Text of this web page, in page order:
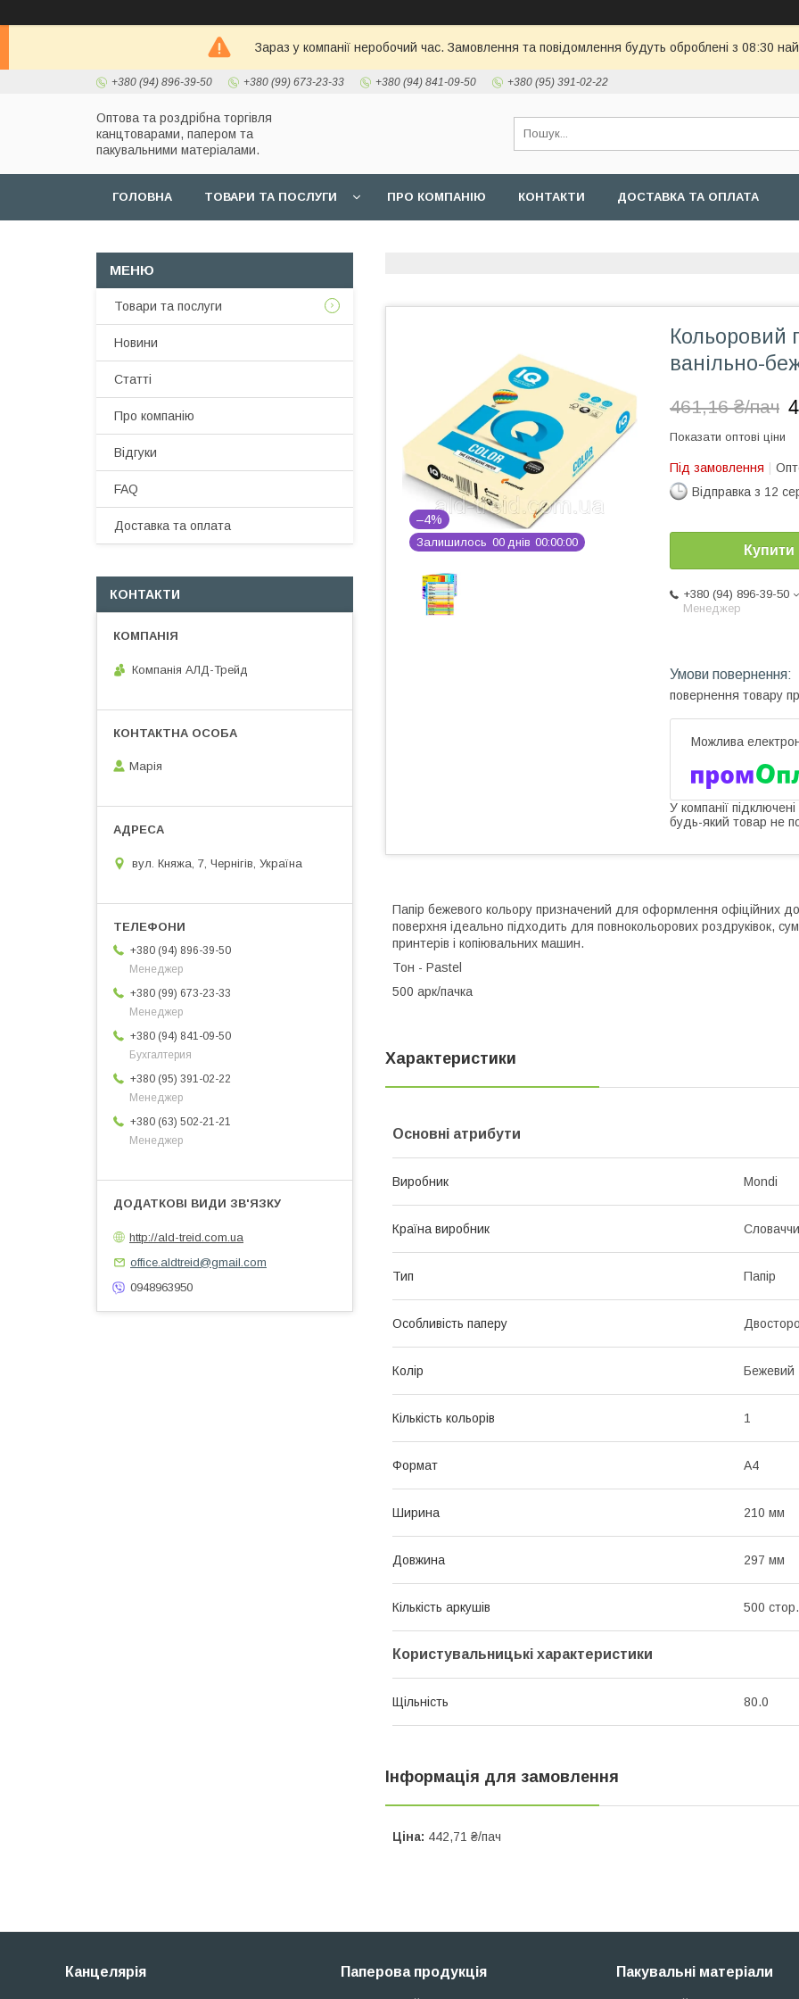
Зараз у компанії неробочий час. Замовлення та повідомлення будуть оброблені з 08:30
+380 (94) 896-39-50 +380 (99) 673-23-33 +380 (94) 841-09-50 +380 (95) 391-02-22
Оптова та роздрібна торгівля
канцтоварами, папером та
пакувальними матеріалами.
ГОЛОВНА ТОВАРИ ТА ПОСЛУГИ ПРО КОМПАНІЮ КОНТАКТИ ДОСТАВКА ТА ОПЛАТА
–4%
Залишилось 00 днів 00 00 00
Кольоровий
ванільно-
461,16 ₴/пач
Показати оптові ціни
Під замовлення
Відправка з 12
Купити
+380 (94) 896-39-50
Менеджер
повернення товару
У компанії
будь-який товар не
Папір бежевого кольору призначений для оформлення офіційних
поверхня ідеально підходить для повнокольорових роздруківок,
принтерів і копіювальних машин.
Тон - Pastel
500 арк/пачка
Характеристики
Основні атрибути
Виробник Mondi
Країна виробник
Тип Папір
Особливість паперу
Колір Бежевий
Кількість кольорів 1
Формат A4
Ширина 210 мм
Довжина 297 мм
Кількість аркушів 500 стор.
Користувальницькі характеристики
Щільність 80.0
Інформація для замовлення
Ціна: 442,71 ₴/пач
Товари та послуги
Новини
Статті
Про компанію
Відгуки
FAQ
Доставка та оплата
КОНТАКТИ
Компанія АЛД-Трейд
Марія
вул. Княжа, 7, Чернігів, Україна
+380 (94) 896-39-50
Менеджер
+380 (99) 673-23-33
Менеджер
+380 (94) 841-09-50
Бухгалтерия
+380 (95) 391-02-22
Менеджер
+380 (63) 502-21-21
Менеджер
http://ald-treid.com.ua
office.aldtreid@gmail.com
0948963950
Канцелярія Паперова продукція Пакувальні матеріали